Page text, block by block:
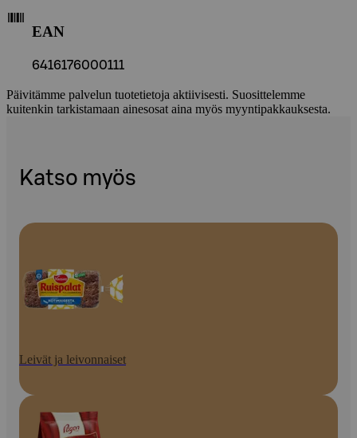
EAN
6416176000111
Päivitämme palvelun tuotetietoja aktiivisesti. Suosittelemme
kuitenkin tarkistamaan ainesosat aina myös myyntipakkauksesta.
Katso myös
Leivät ja leivonnaiset